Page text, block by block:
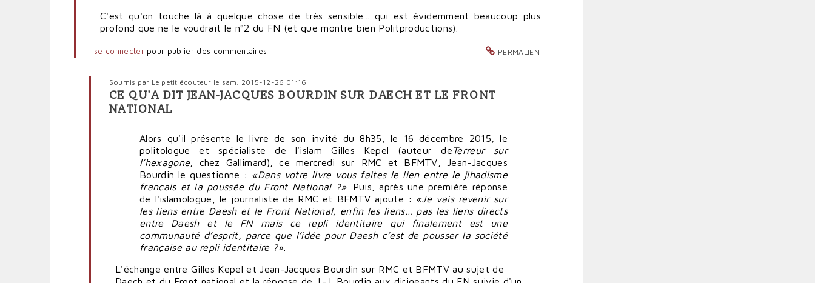
PERMALIEN
C'est qu'on touche là à quelque chose de très sensible... qui est évidemment beaucoup plus
profond que ne le voudrait le n°2 du FN (et que montre bien Politproductions).
se connecterpour publier des commentaires
Soumis par Le petit écouteur le sam, 2015-12-26 01:16
En
réponse
n'apprécie
rapproche
par
CE QU'A DIT JEAN-JACQUES BOURDIN SUR DAECH ET LE FRONT
NATIONAL
Alors qu'il présente le livre de son invité du 8h35, le 16 décembre 2015, le
politologue et spécialiste de l'islam Gilles Kepel (auteur deTerreur sur
l’hexagone , chez Gallimard), ce mercredi sur RMC et BFMTV, Jean-Jacques
Bourdin le questionne : «Dans votre livre vous faites le lien entre le jihadisme
français et la poussée du Front National ?». Puis, après une première réponse
de l'islamologue, le journaliste de RMC et BFMTV ajoute : «Je vais revenir sur
les liens entre Daesh et le Front National, enfin les liens… pas les liens directs
entre Daesh et le FN mais ce repli identitaire qui finalement est une
communauté d’esprit, parce que l’idée pour Daesh c’est de pousser la société
française au repli identitaire ?».
L'échange entre Gilles Kepel et Jean-Jacques Bourdin sur RMC et BFMTV au sujet de